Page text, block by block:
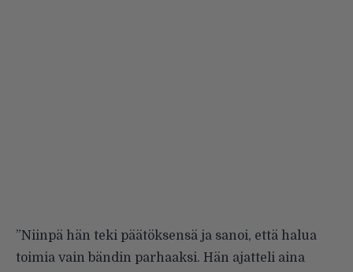
”Niinpä hän teki päätöksensä ja sanoi, että halua
toimia vain bändin parhaaksi. Hän ajatteli aina